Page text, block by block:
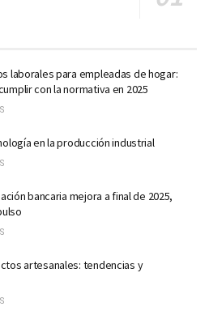
laborales para empleadas de hogar:
con la normativa en 2025
en la producción industrial
bancaria mejora a final de 2025,
artesanales: tendencias y